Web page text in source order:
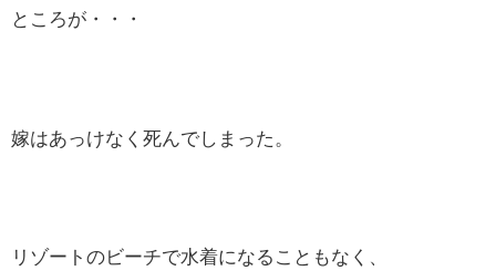
ところが・・・
嫁はあっけなく死んでしまった。
リゾートのビーチで水着になることもなく、